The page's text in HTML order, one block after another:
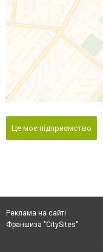
Це моє підприємство
Реклама на сайті
Франшиза "CitySites"